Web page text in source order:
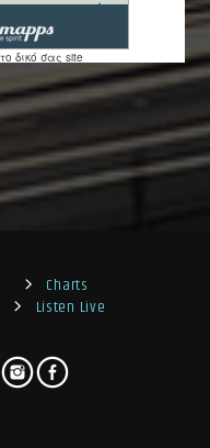
Charts
Listen Live